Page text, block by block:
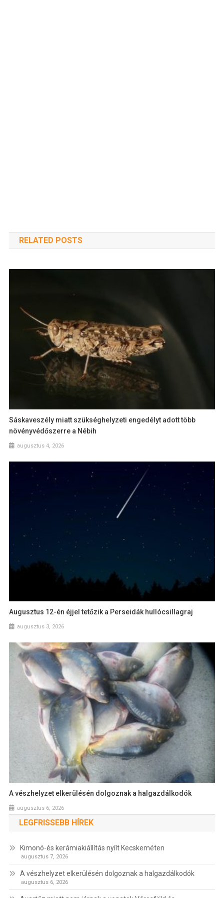
RELATED POSTS
Sáskaveszély miatt szükséghelyzeti engedélyt adott több
növényvédőszerre a Nébih
augusztus 4, 2026
Augusztus 12-én éjjel tetőzik a Perseidák hullócsillagraj
augusztus 3, 2026
A vészhelyzet elkerülésén dolgoznak a halgazdálkodók
augusztus 6, 2026
LEGFRISSEBB HÍREK
Kimonó-és kerámiakiállítás nyílt Kecskeméten
augusztus 7, 2026
A vészhelyzet elkerülésén dolgoznak a halgazdálkodók
augusztus 6, 2026